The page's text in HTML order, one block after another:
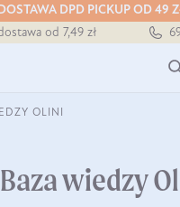
DPD PICKUP OD 49
od 7,49 zł
od 199 zł
na zimno
OLINI
Baza wiedzy